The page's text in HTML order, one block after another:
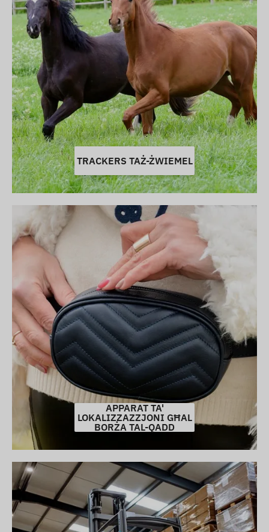
TRACKERS TAŻ-ŻWIEMEL
APPARAT TA'
LOKALIZZAZZJONI GĦAL
BORŻA TAL-QADD